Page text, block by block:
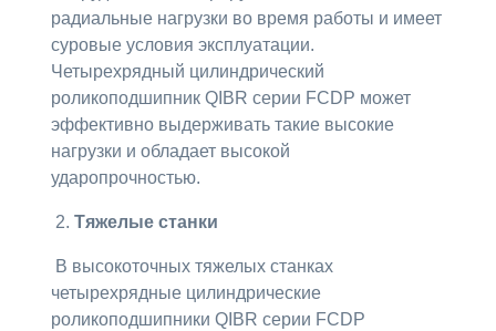
радиальные нагрузки во время работы и имеет
суровые условия эксплуатации.
Четырехрядный цилиндрический
роликоподшипник QIBR серии FCDP может
эффективно выдерживать такие высокие
нагрузки и обладает высокой
ударопрочностью.
2. Тяжелые станки
В высокоточных тяжелых станках
четырехрядные цилиндрические
роликоподшипники QIBR серии FCDP